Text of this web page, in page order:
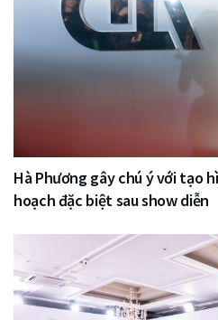
Hà Phương gây chú ý với tạo
hoạch đặc biệt sau show diễn